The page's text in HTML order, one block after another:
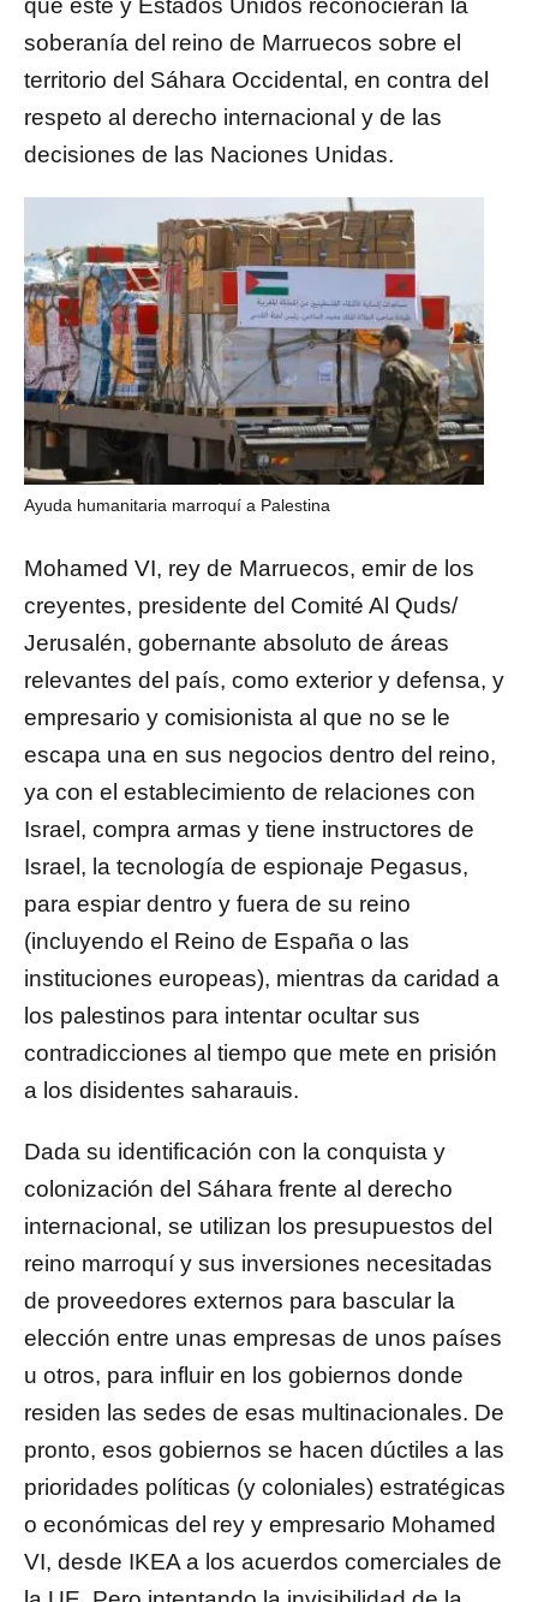
que éste y Estados Unidos reconocieran la
soberanía del reino de Marruecos sobre el
territorio del Sáhara Occidental, en contra del
respeto al derecho internacional y de las
decisiones de las Naciones Unidas.
Ayuda humanitaria marroquí a Palestina
Mohamed VI, rey de Marruecos, emir de los
creyentes, presidente del Comité Al Quds/
Jerusalén, gobernante absoluto de áreas
relevantes del país, como exterior y defensa, y
empresario y comisionista al que no se le
escapa una en sus negocios dentro del reino,
ya con el establecimiento de relaciones con
Israel, compra armas y tiene instructores de
Israel, la tecnología de espionaje Pegasus,
para espiar dentro y fuera de su reino
(incluyendo el Reino de España o las
instituciones europeas), mientras da caridad a
los palestinos para intentar ocultar sus
contradicciones al tiempo que mete en prisión
a los disidentes saharauis.
Dada su identificación con la conquista y
colonización del Sáhara frente al derecho
internacional, se utilizan los presupuestos del
reino marroquí y sus inversiones necesitadas
de proveedores externos para bascular la
elección entre unas empresas de unos países
u otros, para influir en los gobiernos donde
residen las sedes de esas multinacionales. De
pronto, esos gobiernos se hacen dúctiles a las
prioridades políticas (y coloniales) estratégicas
o económicas del rey y empresario Mohamed
VI, desde IKEA a los acuerdos comerciales de